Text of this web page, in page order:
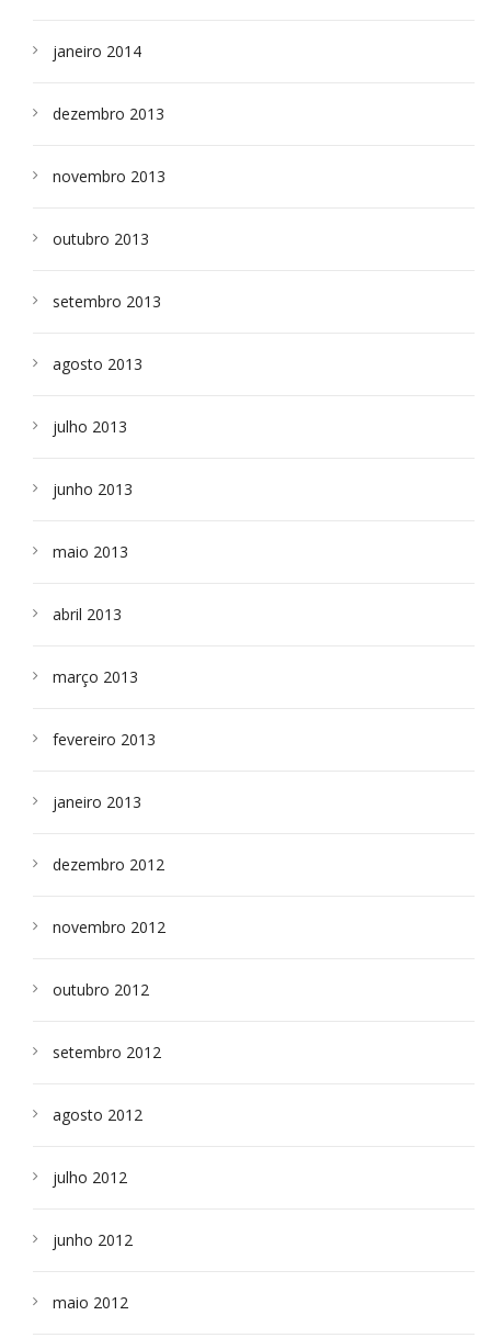
janeiro 2014
dezembro 2013
novembro 2013
outubro 2013
setembro 2013
agosto 2013
julho 2013
junho 2013
maio 2013
abril 2013
março 2013
fevereiro 2013
janeiro 2013
dezembro 2012
novembro 2012
outubro 2012
setembro 2012
agosto 2012
julho 2012
junho 2012
maio 2012